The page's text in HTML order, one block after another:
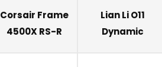
Corsair Frame
4500X RS-R
Lian Li O11
Dynamic